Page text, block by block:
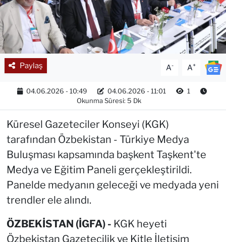
Paylaş A- A+
04.06.2026 - 10:49 04.06.2026 - 11:01
1
Okunma Süresi: 5 Dk
Küresel Gazeteciler Konseyi (KGK)
tarafından Özbekistan - Türkiye Medya
Buluşması kapsamında başkent Taşkent'te
Medya ve Eğitim Paneli gerçekleştirildi.
Panelde medyanın geleceği ve medyada yeni
trendler ele alındı.
ÖZBEKİSTAN (İGFA) - KGK heyeti
Özbekistan Gazetecilik ve Kitle İletişim